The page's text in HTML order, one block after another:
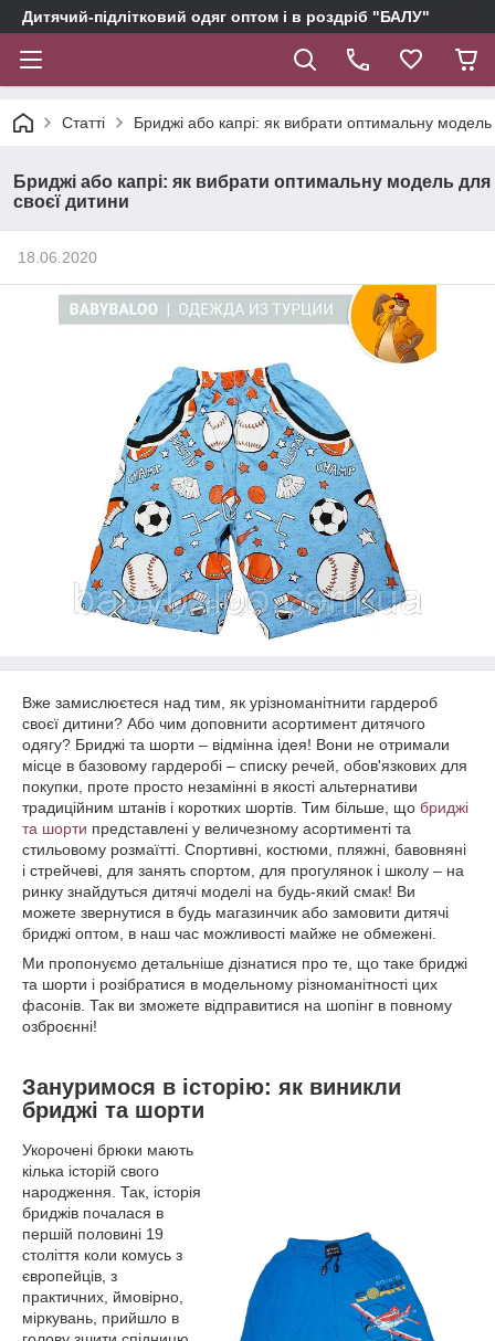
Дитячий-підлітковий одяг оптом і в роздріб "БАЛУ"
Статті Бриджі або капрі: як вибрати оптимальну
Бриджі або капрі: як вибрати оптимальну модель для
своєї дитини
18.06.2020
Вже замислюєтеся над тим, як урізноманітнити гардероб
своєї дитини? Або чим доповнити асортимент дитячого
одягу? Бриджі та шорти – відмінна ідея! Вони не отримали
місце в базовому гардеробі – списку речей, обов'язкових для
покупки, проте просто незамінні в якості альтернативи
традиційним штанів і коротких шортів. Тим більше, що бриджі
та шорти представлені у величезному асортименті та
стильовому розмаїтті. Спортивні, костюми, пляжні, бавовняні
і стрейчеві, для занять спортом, для прогулянок і школу – на
ринку знайдуться дитячі моделі на будь-який смак! Ви
можете звернутися в будь магазинчик або замовити дитячі
бриджі оптом, в наш час можливості майже не обмежені.
Ми пропонуємо детальніше дізнатися про те, що таке бриджі
та шорти і розібратися в модельному різноманітності цих
фасонів. Так ви зможете відправитися на шопінг в повному
озброєнні!
Зануримося в історію: як виникли
бриджі та шорти
Укорочені брюки мають
кілька історій свого
народження. Так, історія
бриджів почалася в
першій половині 19
століття коли комусь з
європейців, з
практичних, ймовірно,
міркувань, прийшло в